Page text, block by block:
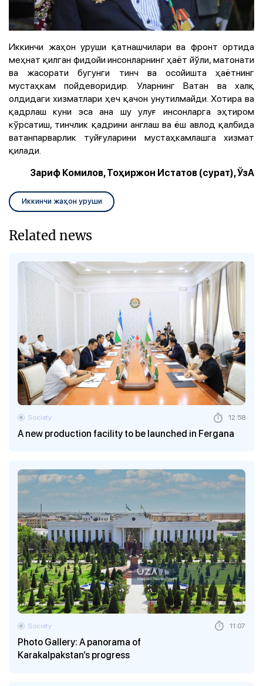
Иккинчи жаҳон уруши қатнашчилари ва фронт ортида
меҳнат қилган фидойи инсонларнинг ҳаёт йўли, матонати
ва жасорати бугунги тинч ва осойишта ҳаётнинг
мустаҳкам пойдеворидир. Уларнинг Ватан ва халқ
олдидаги хизматлари ҳеч қачон унутилмайди. Хотира ва
қадрлаш куни эса ана шу улуғ инсонларга эҳтиром
кўрсатиш, тинчлик қадрини англаш ва ёш авлод қалбида
ватанпарварлик туйғуларини мустаҳкамлашга хизмат
қилади.
Зариф Комилов, Тоҳиржон Истатов (сурат), ЎзА
Иккинчи жаҳон уруши
Related news
A new production facility to be launched in Fergana
Society 12:58
Photo Gallery: A panorama of
Karakalpakstan’s progress
Society 11:07